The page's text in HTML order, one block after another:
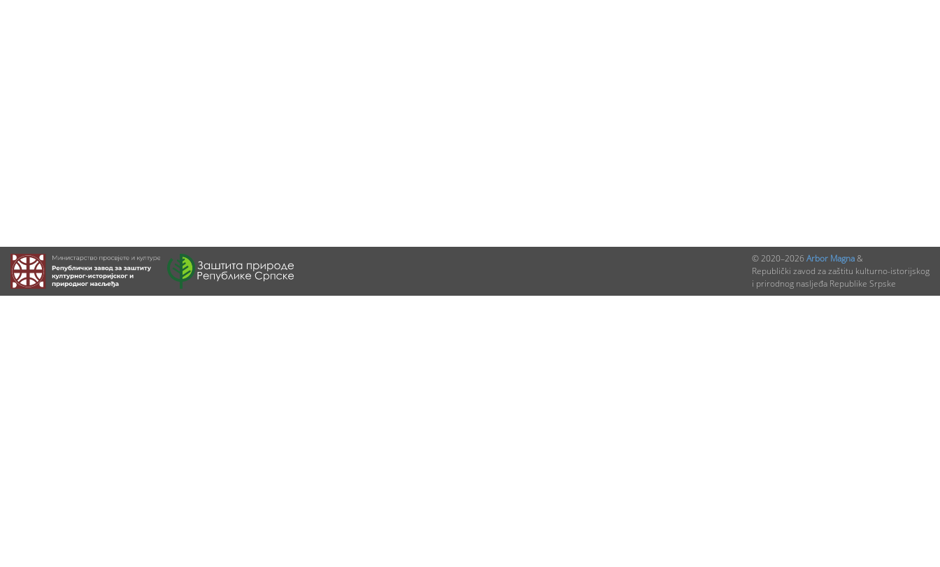
© 2020–2026 Arbor Magna&
Republički zavod za zaštitu kulturno-istorijskog
i prirodnog nasljeđa Republike Srpske